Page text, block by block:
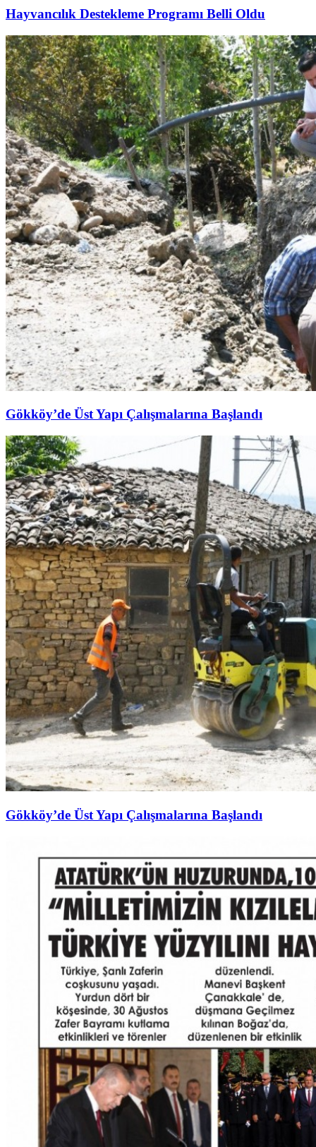
Hayvancılık Destekleme Programı Belli Oldu
Gökköy’de Üst Yapı Çalışmalarına Başlandı
Gökköy’de Üst Yapı Çalışmalarına Başlandı